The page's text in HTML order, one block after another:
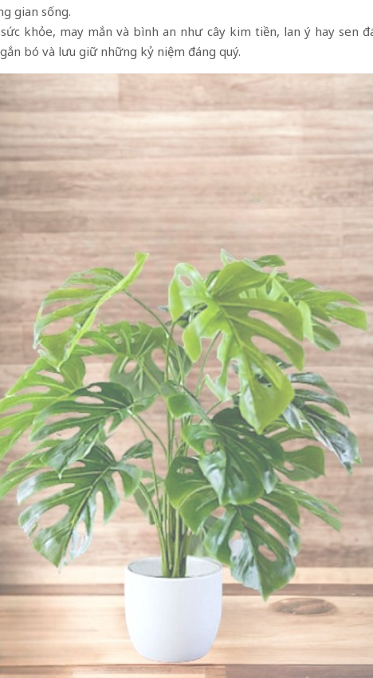
gian sống.
khỏe, may mắn và bình an như cây kim tiền, lan ý hay sen
bó và lưu giữ những kỷ niệm đáng quý.